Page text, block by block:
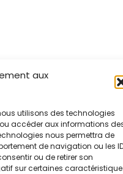
aux
utilisons des technologies
accéder aux informations
nous permettra de
de navigation ou les
ou de retirer son
sur certaines